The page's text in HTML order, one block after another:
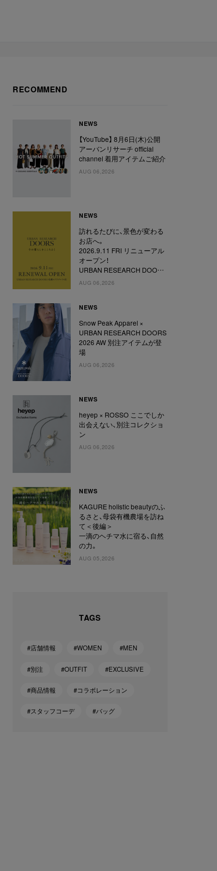
RECOMMEND
NEWS
【YouTube】 8月6日(木)公開
アーバンリサーチ official
channel 着用アイテムご紹介
AUG 06,2026
NEWS
訪れるたびに、景色が変わる
お店へ。
2026.9.11 FRI リニューアル
オープン！
URBAN RESEARCH DOORS
札幌ステラプレイス店
AUG 06,2026
NEWS
Snow Peak Apparel ×
URBAN RESEARCH DOORS
2026 AW 別注アイテムが登
場
AUG 06,2026
NEWS
heyep × ROSSO ここでしか
出会えない、別注コレクショ
ン
AUG 06,2026
NEWS
KAGURE holistic beautyのふ
るさと、母袋有機農場を訪ね
て＜後編＞
一滴のヘチマ水に宿る、自然
の力。
AUG 05,2026
TAGS
#店舗情報 #WOMEN #MEN
#別注 #OUTFIT #EXCLUSIVE
#商品情報 #コラボレーション
#スタッフコーデ #バッグ